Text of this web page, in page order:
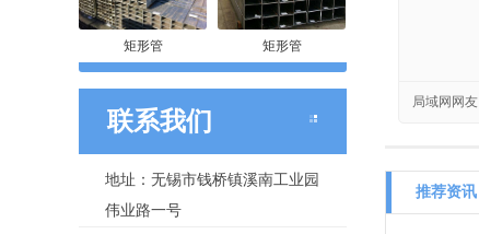
矩形管 矩形管
联系我们
地址：无锡市钱桥镇溪南工业园
伟业路一号
局域网网友
推荐资讯